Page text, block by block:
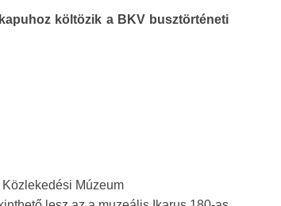
költözik a BKV busztörténeti
Múzeum